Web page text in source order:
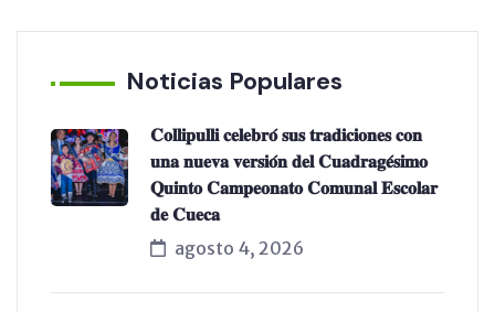
Noticias Populares
𝐂𝐨𝐥𝐥𝐢𝐩𝐮𝐥𝐥𝐢 𝐜𝐞𝐥𝐞𝐛𝐫𝐨́ 𝐬𝐮𝐬 𝐭𝐫𝐚𝐝𝐢𝐜𝐢𝐨𝐧𝐞𝐬 𝐜𝐨𝐧
𝐮𝐧𝐚 𝐧𝐮𝐞𝐯𝐚 𝐯𝐞𝐫𝐬𝐢𝐨́𝐧 𝐝𝐞𝐥 𝐂𝐮𝐚𝐝𝐫𝐚𝐠𝐞́𝐬𝐢𝐦𝐨
𝐐𝐮𝐢𝐧𝐭𝐨 𝐂𝐚𝐦𝐩𝐞𝐨𝐧𝐚𝐭𝐨 𝐂𝐨𝐦𝐮𝐧𝐚𝐥 𝐄𝐬𝐜𝐨𝐥𝐚𝐫
𝐝𝐞 𝐂𝐮𝐞𝐜𝐚
agosto 4, 2026